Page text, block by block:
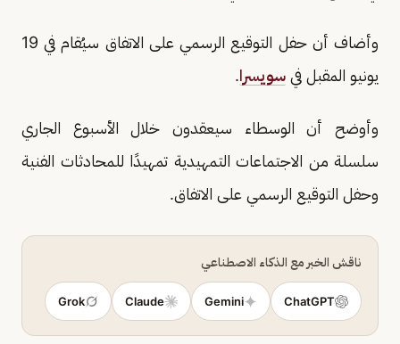
وأضاف أن حفل التوقيع الرسمي على الاتفاق سيُقام في 19
يونيو المقبل في سويسرا.
وأوضح أن الوسطاء سيعقدون خلال الأسبوع الجاري
سلسلة من الاجتماعات التمهيدية تمهيدًا للمحادثات الفنية
وحفل التوقيع الرسمي على الاتفاق.
ناقش الخبر مع الذكاء الاصطناعي
ChatGPT
Gemini
Claude
Grok